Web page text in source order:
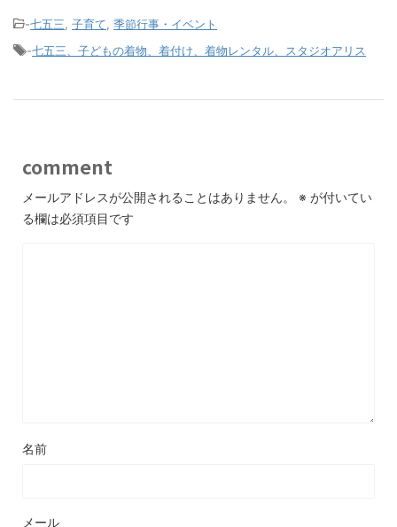
-七五三 子育て 季節行事・イベント
-七五三、子どもの着物、着付け、着物レンタル、スタジオアリス
comment
メールアドレスが公開されることはありません。 ※ が付いてい
る欄は必須項目です
名前
メール